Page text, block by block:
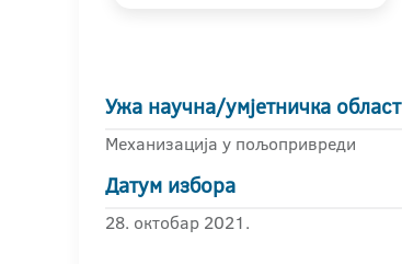
Ужа научна/умјетничка област
Механизација у пољопривреди
Датум избора
28. октобар 2021.